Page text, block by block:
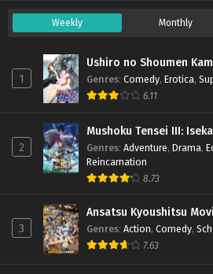
Weekly Monthly
1
Ushiro no Shoumen
Genres: Comedy, Erotica,
6.11
2
Mushoku Tensei III:
Genres: Adventure, Drama,
Reincarnation
8.73
3
Ansatsu Kyoushitsu
Genres: Action, Comedy,
7.63